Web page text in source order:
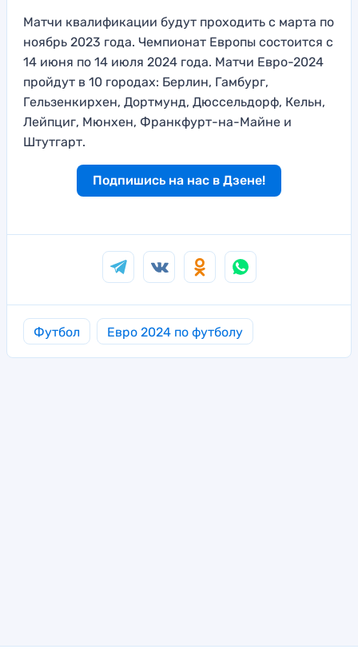
Матчи квалификации будут проходить с марта по
ноябрь 2023 года. Чемпионат Европы состоится с
14 июня по 14 июля 2024 года. Матчи Евро-2024
пройдут в 10 городах: Берлин, Гамбург,
Гельзенкирхен, Дортмунд, Дюссельдорф, Кельн,
Лейпциг, Мюнхен, Франкфурт-на-Майне и
Штутгарт.
Подпишись на нас в Дзене!
Футбол Евро 2024 по футболу